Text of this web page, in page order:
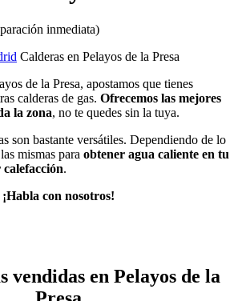
inmediata)
Calderas en Pelayos de la Presa
de la Presa, apostamos que tienes
calderas de gas. Ofrecemos las mejores
la zona, no te quedes sin la tuya.
son bastante versátiles. Dependiendo de lo
mismas para obtener agua caliente en tu
.
¡Habla con nosotros!
vendidas en Pelayos de la